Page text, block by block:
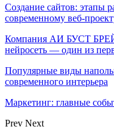
Создание сайтов: этапы
современному веб-
Компания АИ БУСТ
нейросеть — один из
Популярные виды
современного интерьера
Маркетинг: главные
Prev Next